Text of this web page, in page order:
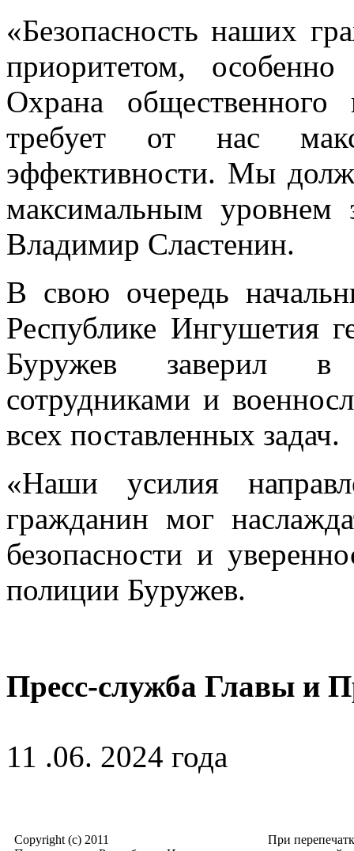
«Безопасность наших
приоритетом,
Охрана
требует от нас
эффективности. Мы
максимальным уровнем
Владимир Сластенин.
В свою очередь
Республике Ингушетия
Буружев заверил в
сотрудниками и
всех поставленных задач.
«Наши усилия
гражданин мог
безопасности и
полиции Буружев.
Пресс-служба Главы и
11 .06. 2024 года
Copyright (c) 2011
При